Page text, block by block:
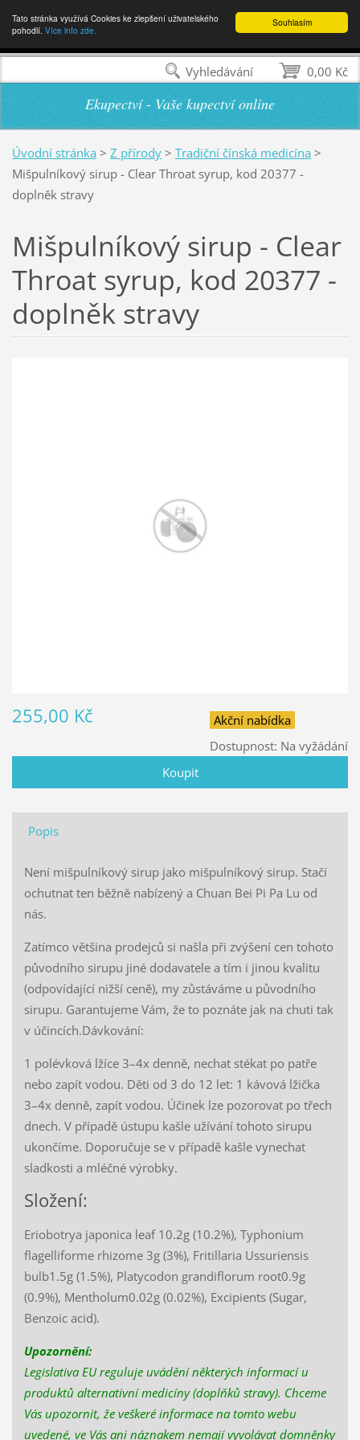
Souhlasím
Tato stránka využívá Cookies ke zlepšení uživatelského
pohodlí. Více info zde.
Ekupectví - Vaše kupectví online
Úvodní stránka > Z přírody > Tradiční čínská medicína >
Mišpulníkový sirup - Clear Throat syrup, kod 20377 -
doplněk stravy
Mišpulníkový sirup - Clear
Throat syrup, kod 20377 -
doplněk stravy
Akční nabídka
Dostupnost: Na vyžádání
255,00 Kč
Popis
Není mišpulníkový sirup jako mišpulníkový sirup. Stačí
ochutnat ten běžně nabízený a Chuan Bei Pi Pa Lu od
nás.
Zatímco většina prodejců si našla při zvýšení cen tohoto
původního sirupu jiné dodavatele a tím i jinou kvalitu
(odpovídající nižší ceně), my zůstáváme u původního
sirupu. Garantujeme Vám, že to poznáte jak na chuti tak
v účincích.Dávkování:
1 polévková lžíce 3–4x denně, nechat stékat po patře
nebo zapít vodou. Děti od 3 do 12 let: 1 kávová lžička
3–4x denně, zapít vodou. Účinek lze pozorovat po třech
dnech. V případě ústupu kašle užívání tohoto sirupu
ukončíme. Doporučuje se v případě kašle vynechat
sladkosti a mléčné výrobky.
Složení:
Eriobotrya japonica leaf 10.2g (10.2%), Typhonium
flagelliforme rhizome 3g (3%), Fritillaria Ussuriensis
bulb1.5g (1.5%), Platycodon grandiflorum root0.9g
(0.9%), Mentholum0.02g (0.02%), Excipients (Sugar,
Benzoic acid).
Upozornění:
Legislativa EU reguluje uvádění některých informací u
produktů alternativní medicíny (doplňků stravy). Chceme
Vás upozornit, že veškeré informace na tomto webu
uvedené, ve Vás ani náznakem nemají vyvolávat domněnky
0,00 Kč
Vyhledávání